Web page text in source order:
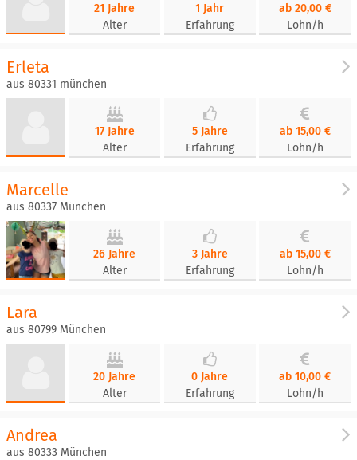
21 Jahre
Alter
1 Jahr
Erfahrung
ab 20,00 €
Lohn/h
Erleta
aus 80331 münchen
17 Jahre
Alter
5 Jahre
Erfahrung
ab 15,00 €
Lohn/h
Marcelle
aus 80337 München
26 Jahre
Alter
3 Jahre
Erfahrung
ab 15,00 €
Lohn/h
Lara
aus 80799 München
20 Jahre
Alter
0 Jahre
Erfahrung
ab 10,00 €
Lohn/h
Andrea
aus 80333 München